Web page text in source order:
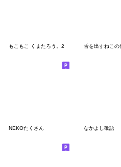
もこもこ くまたろう。2
NEKOたくさん なかよし敬語